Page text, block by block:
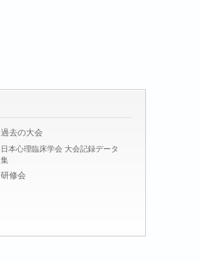
過去の大会
日本心理臨床学会 大会記録データ
集
研修会